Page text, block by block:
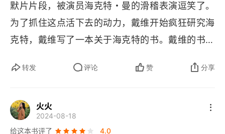
默片片段，被演员海克特・曼的滑稽表演逗笑了。
为了抓住这点活下去的动力，戴维开始疯狂研究海
克特，戴维写了一本关于海克特的书。戴维的书出
见面。写信人自称是海克特的妻子。接着一个叫阿
特的朋友，强行带戴维去新墨西哥州见海克特。海
转发 评论 赞 分享
火火
2024-08-18
给这本书评了
4.0